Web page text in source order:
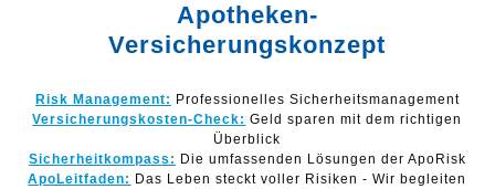
Apotheken-
Versicherungskonzept
Risk Management: Professionelles Sicherheitsmanagement
Versicherungskosten-Check: Geld sparen mit dem richtigen
Überblick
Sicherheitkompass: Die umfassenden Lösungen der ApoRisk
ApoLeitfaden: Das Leben steckt voller Risiken - Wir begleiten